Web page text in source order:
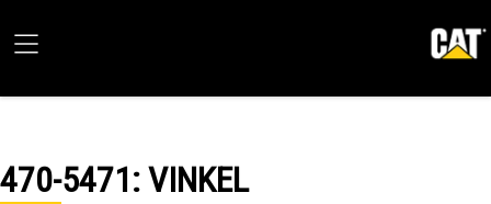
470-5471: VINKEL